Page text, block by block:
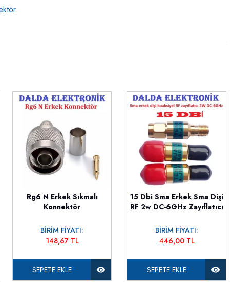
Rg6 N Erkek Sıkmalı
Konnektör
BİRİM FİYATI:
148,67 TL
SEPETE EKLE
15 Dbi Sma Erkek Sma Dişi
RF 2w DC-6GHz Zayıflatıcı
BİRİM FİYATI:
446,00 TL
SEPETE EKLE